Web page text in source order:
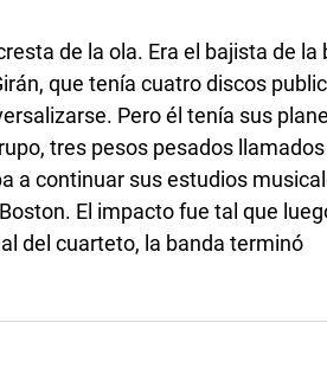
de la ola. Era el bajista de la
que tenía cuatro discos
Pero él tenía sus
tres pesos pesados
a continuar sus estudios
El impacto fue tal que
del cuarteto, la banda terminó